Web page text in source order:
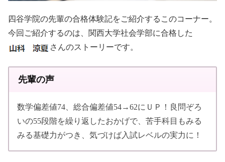
四谷学院の先輩の合格体験記をご紹介するこのコーナー。
今回ご紹介するのは、関西大学社会学部に合格した
さんのストーリーです。
先輩の声
数学偏差値74、総合偏差値54→62にＵＰ！良問ぞろ
いの55段階を繰り返したおかげで、苦手科目もみる
みる基礎力がつき、気づけば入試レベルの実力に！